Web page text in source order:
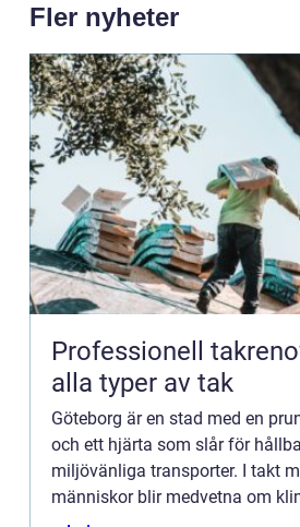
Fler nyheter
Professionell
alla typer av tak
Göteborg är en stad med en
och ett hjärta som slår för
miljövänliga transporter. I takt
människor blir medvetna om